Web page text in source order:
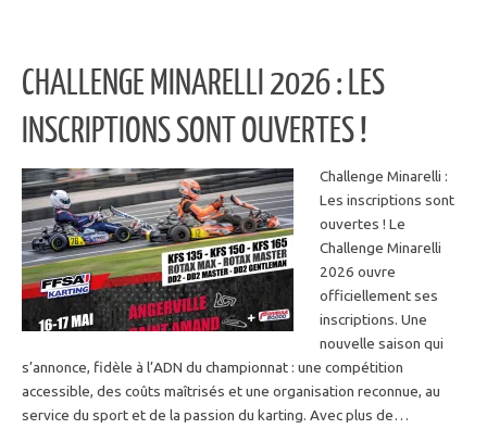
CHALLENGE MINARELLI 2026 : LES
INSCRIPTIONS SONT OUVERTES !
Challenge Minarelli :
Les inscriptions sont
ouvertes ! Le
Challenge Minarelli
2026 ouvre
officiellement ses
inscriptions. Une
nouvelle saison qui
s’annonce, fidèle à l’ADN du championnat : une compétition
accessible, des coûts maîtrisés et une organisation reconnue, au
service du sport et de la passion du karting. Avec plus de…